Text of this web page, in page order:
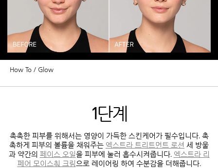
How To Glow
1단계
촉촉한 피부를 위해서는 영양이 가득한 스킨케어가 필수입니다. 촉
촉하게 피부의 볼륨을 채워주는 엑스트라 트리트먼트 로션 세 방울
과 약간의 페이스 오일을 피부에 눌러 흡수시켜줍니다. 엑스트라 리
페어 모이스춰 크림 으로 레이어링 하여 수분감을 더해줍니다.